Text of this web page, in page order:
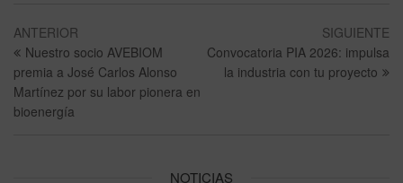
ANTERIOR
Nuestro socio AVEBIOM
premia a José Carlos Alonso
Martínez por su labor pionera en
bioenergía
SIGUIENTE
Convocatoria PIA 2026: impulsa
la industria con tu proyecto
NOTICIAS